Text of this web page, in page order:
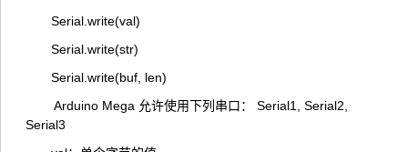
Serial.write(val)
Serial.write(str)
Serial.write(buf, len)
Arduino Mega 允许使用下列串口： Serial1, Serial2,
Serial3